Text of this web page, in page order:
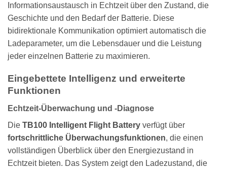
Informationsaustausch in Echtzeit über den Zustand, die
Geschichte und den Bedarf der Batterie. Diese
bidirektionale Kommunikation optimiert automatisch die
Ladeparameter, um die Lebensdauer und die Leistung
jeder einzelnen Batterie zu maximieren.
Eingebettete Intelligenz und erweiterte
Funktionen
Echtzeit-Überwachung und -Diagnose
Die TB100 Intelligent Flight Battery verfügt über
fortschrittliche Überwachungsfunktionen, die einen
vollständigen Überblick über den Energiezustand in
Echtzeit bieten. Das System zeigt den Ladezustand, die